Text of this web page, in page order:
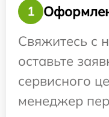
1
Свяжитесь с
оставьте
сервисного
менеджер